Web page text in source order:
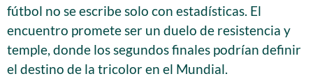
fútbol no se escribe solo con estadísticas. El
encuentro promete ser un duelo de resistencia y
temple, donde los segundos finales podrían definir
el destino de la tricolor en el Mundial.